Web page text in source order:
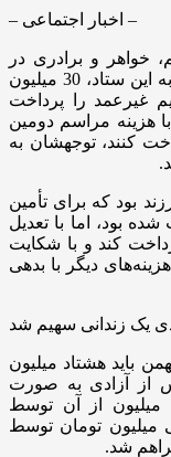
– اخبار اجتماعی –
خواهر و برادری در
دومین سالگرد فوت پدرشان ضمن مراجعه به این ستاد، 30 میلیون
غیرعمد را پرداخت
هزینه مراسم دومین
کنند، توجهشان به
بود که برای تأمین
بود، اما با تعدیل
کند و با شکایت
دیگر با بدهی
یک زندانی سهیم شد
باید هشتاد میلیون
از آزادی به صورت
میلیون از آن توسط
میلیون تومان توسط
شد.